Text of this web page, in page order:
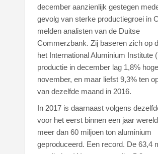
december aanzienlijk gestegen
gevolg van sterke productiegroei in
melden analisten van de Duitse
Commerzbank. Zij baseren zich op
het International Aluminium Institute
productie in december lag 1,8%
november, en maar liefst 9,3% ten
van dezelfde maand in 2016.
In 2017 is daarnaast volgens
voor het eerst binnen een jaar
meer dan 60 miljoen ton aluminium
geproduceerd. Een record. De 63,4